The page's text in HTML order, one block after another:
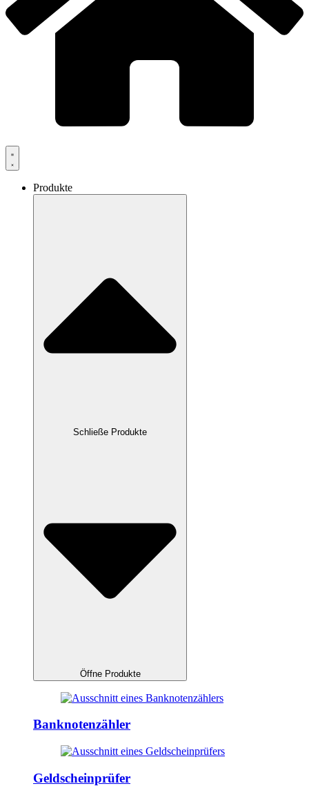
Produkte
Schließe Produkte
Öffne Produkte
Banknotenzähler
Geldscheinprüfer